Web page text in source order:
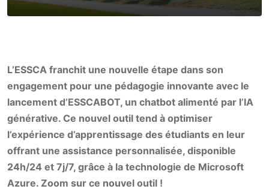
L’ESSCA franchit une nouvelle étape dans son
engagement pour une pédagogie innovante avec le
lancement d’ESSCABOT, un chatbot alimenté par l’IA
générative. Ce nouvel outil tend à optimiser
l’expérience d’apprentissage des étudiants en leur
offrant une assistance personnalisée, disponible
24h/24 et 7j/7, grâce à la technologie de Microsoft
Azure. Zoom sur ce nouvel outil !